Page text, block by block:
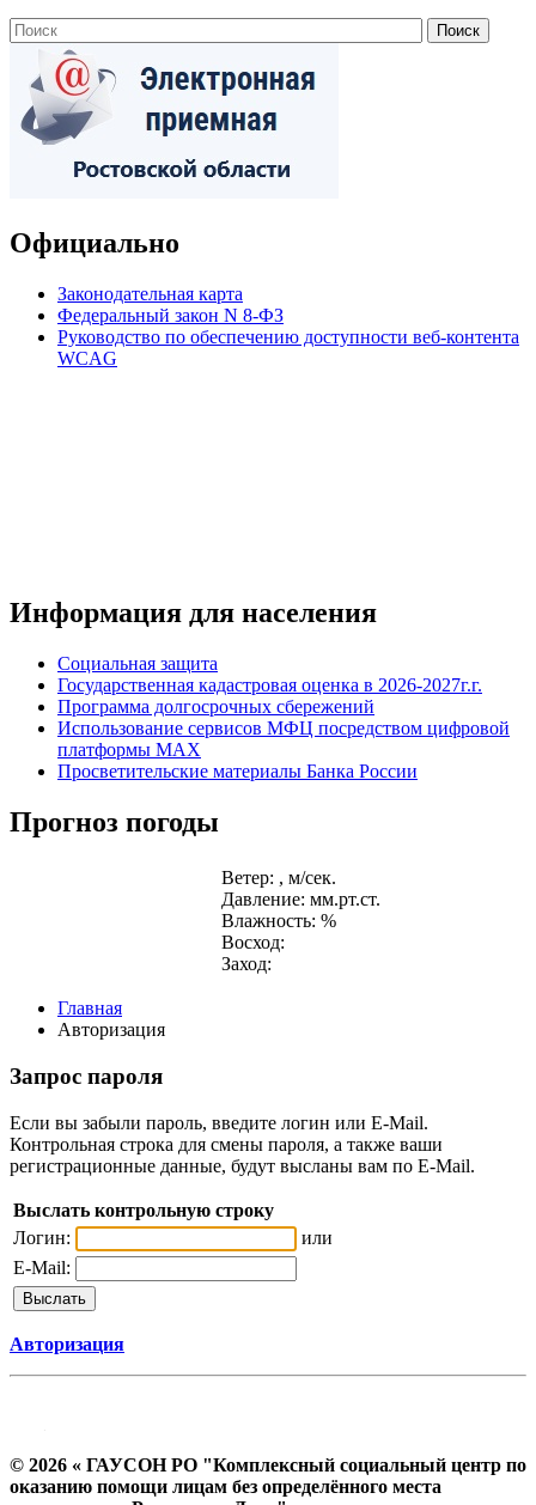
Официально
Законодательная карта
Федеральный закон N 8-ФЗ
Руководство по обеспечению доступности веб-контента
WCAG
Информация для населения
Социальная защита
Государственная кадастровая оценка в 2026-2027г.г.
Программа долгосрочных сбережений
Использование сервисов МФЦ посредством цифровой
платформы MAX
Просветительские материалы Банка России
Прогноз погоды
Ветер: , м/сек.
Давление: мм.рт.ст.
Влажность: %
Восход:
Заход:
Главная
Авторизация
Запрос пароля
Если вы забыли пароль, введите логин или E-Mail.
Контрольная строка для смены пароля, а также ваши
регистрационные данные, будут высланы вам по E-Mail.
Выслать контрольную строку
Логин:
или
E-Mail:
Авторизация
© 2026 « ГАУСОН РО "Комплексный социальный центр по
оказанию помощи лицам без определённого места